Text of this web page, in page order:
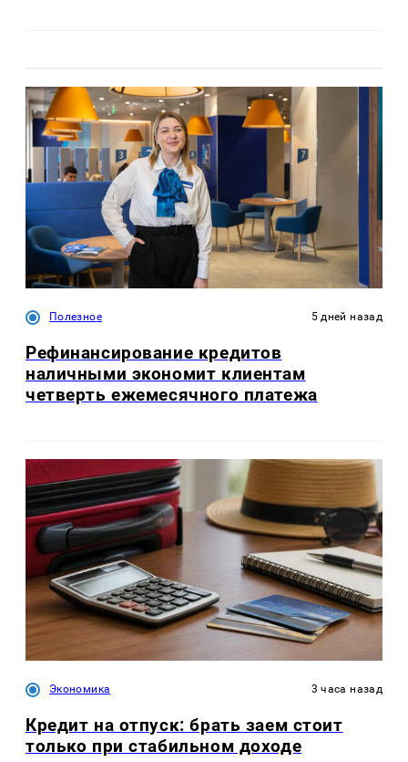
Полезное 5 дней назад
Рефинансирование кредитов
наличными экономит клиентам
четверть ежемесячного платежа
Экономика 3 часа назад
Кредит на отпуск: брать заем стоит
только при стабильном доходе